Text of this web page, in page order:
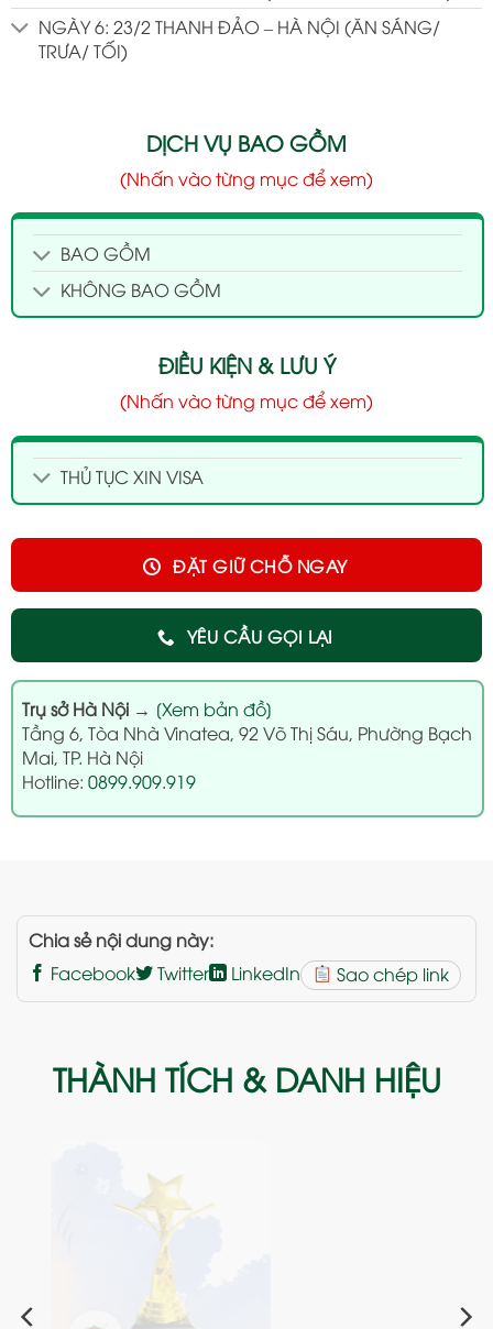
NGÀY 6: 23/2 THANH ĐẢO – HÀ NỘI (ĂN SÁNG/
TRƯA/ TỐI)
DỊCH VỤ BAO GỒM
(Nhấn vào từng mục để xem)
BAO GỒM
KHÔNG BAO GỒM
ĐIỀU KIỆN & LƯU Ý
(Nhấn vào từng mục để xem)
THỦ TỤC XIN VISA
YÊU CẦU GỌI LẠI
ĐẶT GIỮ CHỖ NGAY
Trụ sở Hà Nội→ [Xem bản đồ]
Tầng 6, Tòa Nhà Vinatea, 92 Võ Thị Sáu, Phường Bạch
Mai, TP. Hà Nội
Hotline: 0899.909.919
Chia sẻ nội dung này:
Facebook
Twitter LinkedIn Sao chép link
THÀNH TÍCH & DANH HIỆU